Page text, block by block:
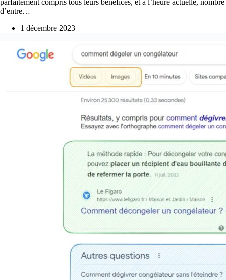
parfaitement compris tous leurs bénéfices, et à l’heure actuelle, nombre
d’entre…
1 décembre 2023